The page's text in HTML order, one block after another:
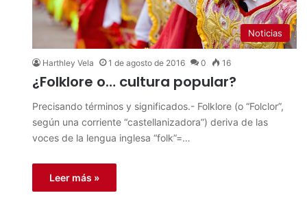
Noticias
Harthley Vela 1 de agosto de 2016 0 16
¿Folklore o… cultura popular?
Precisando términos y significados.- Folklore (o “Folclor”,
según una corriente “castellanizadora”) deriva de las
voces de la lengua inglesa “folk”=…
Leer más »